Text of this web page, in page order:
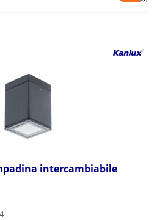
intercambiabile